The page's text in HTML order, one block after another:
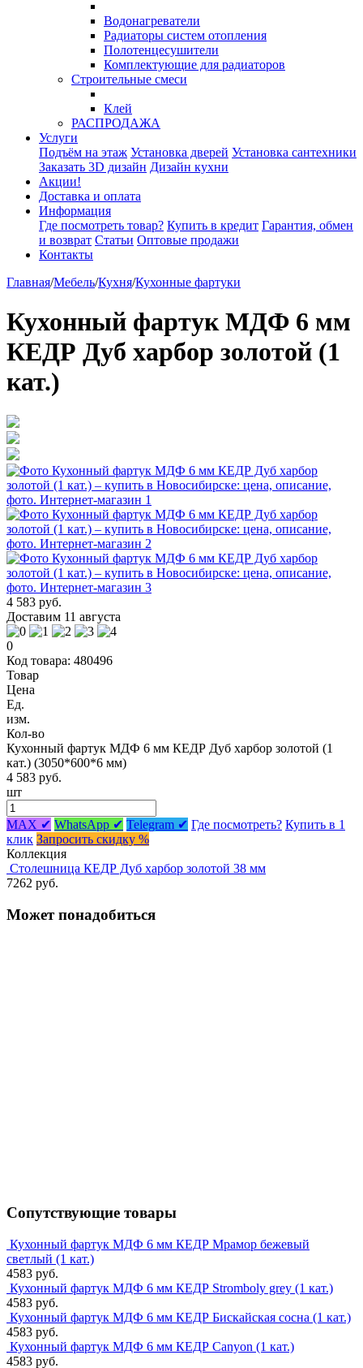
Водонагреватели
Радиаторы систем отопления
Полотенцесушители
Комплектующие для радиаторов
Строительные смеси
Клей
РАСПРОДАЖА
Услуги
Подъём на этаж Установка дверей Установка сантехники
Заказать 3D дизайн Дизайн кухни
Акции!
Доставка и оплата
Информация
Где посмотреть товар? Купить в кредит Гарантия, обмен
и возврат Статьи Оптовые продажи
Контакты
Главная/Мебель/Кухня/Кухонные фартуки
Кухонный фартук МДФ 6 мм
КЕДР Дуб харбор золотой (1
кат.)
4 583 руб.
Доставим 11 августа
0
Код товара: 480496
Товар
Цена
Ед.
изм.
Кол-во
Кухонный фартук МДФ 6 мм КЕДР Дуб харбор золотой (1
кат.) (3050*600*6 мм)
4 583 руб.
шт
MAX ✔ WhatsApp ✔ Telegram ✔ Где посмотреть? Купить в 1
клик Запросить скидку %
Коллекция
Столешница КЕДР Дуб харбор золотой 38 мм
7262 руб.
Может понадобиться
Сопутствующие товары
Кухонный фартук МДФ 6 мм КЕДР Мрамор бежевый
светлый (1 кат.)
4583 руб.
Кухонный фартук МДФ 6 мм КЕДР Stromboly grey (1 кат.)
4583 руб.
Кухонный фартук МДФ 6 мм КЕДР Бискайская сосна (1 кат.)
4583 руб.
Кухонный фартук МДФ 6 мм КЕДР Canyon (1 кат.)
4583 руб.